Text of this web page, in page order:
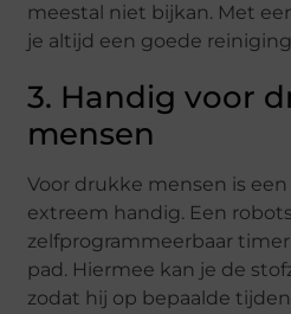
meestal niet bijkan. Met
je altijd een goede
3. Handig voor
mensen
Voor drukke mensen is
extreem handig. Een
zelfprogrammeerbaar
pad. Hiermee kan je de
zodat hij op bepaalde